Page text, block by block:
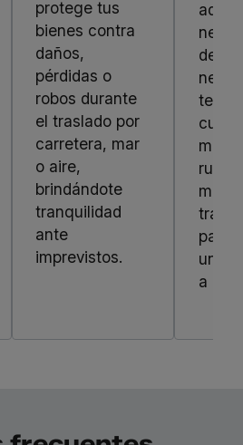
protege tus
bienes contra
daños,
pérdidas o
robos durante
el traslado por
carretera, mar
o aire,
brindándote
tranquilidad
ante
imprevistos.
de
rutas
para
una
a